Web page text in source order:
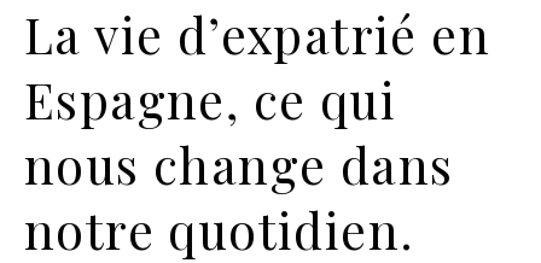
La vie d’expatrié en
Espagne, ce qui
nous change dans
notre quotidien.